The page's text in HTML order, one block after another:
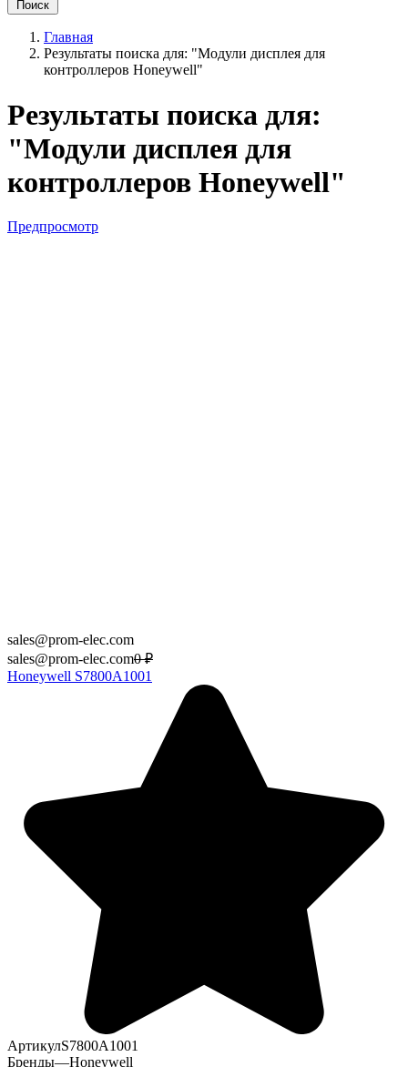
Поиск
Главная
Результаты поиска для: "Модули дисплея для
контроллеров Honeywell"
Результаты поиска для:
"Модули дисплея для
контроллеров Honeywell"
Предпросмотр
sales@prom-elec.com
sales@prom-elec.com0 ₽
Honeywell S7800A1001
АртикулS7800A1001
Бренды—Honeywell